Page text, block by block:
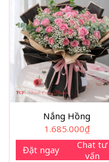
Nắng Hồng
1.685.000₫
Đặt ngay
Chat tư
vấn